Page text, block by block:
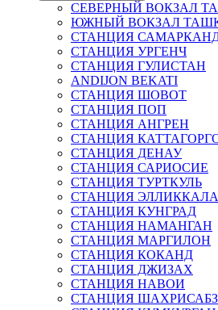
СЕВЕРНЫЙ ВОКЗАЛ
ЮЖНЫЙ ВОКЗАЛ
СТАНЦИЯ
СТАНЦИЯ УРГЕНЧ
СТАНЦИЯ ГУЛИСТАН
ANDIJON BEKATI
СТАНЦИЯ ШОВОТ
СТАНЦИЯ ПОП
СТАНЦИЯ АНГРЕН
СТАНЦИЯ
СТАНЦИЯ ДЕНАУ
СТАНЦИЯ САРИОСИЕ
СТАНЦИЯ ТУРТКУЛЬ
СТАНЦИЯ ЭЛЛИККАЛА
СТАНЦИЯ КУНГРАД
СТАНЦИЯ НАМАНГАН
СТАНЦИЯ МАРГИЛОН
СТАНЦИЯ КОКАНД
СТАНЦИЯ ДЖИЗАХ
СТАНЦИЯ НАВОИ
СТАНЦИЯ ШАХРИСАБЗ